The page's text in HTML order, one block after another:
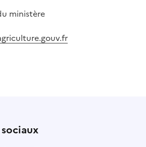
ministère